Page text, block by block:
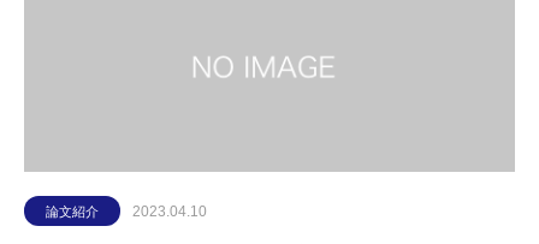
論文紹介 2023.04.10